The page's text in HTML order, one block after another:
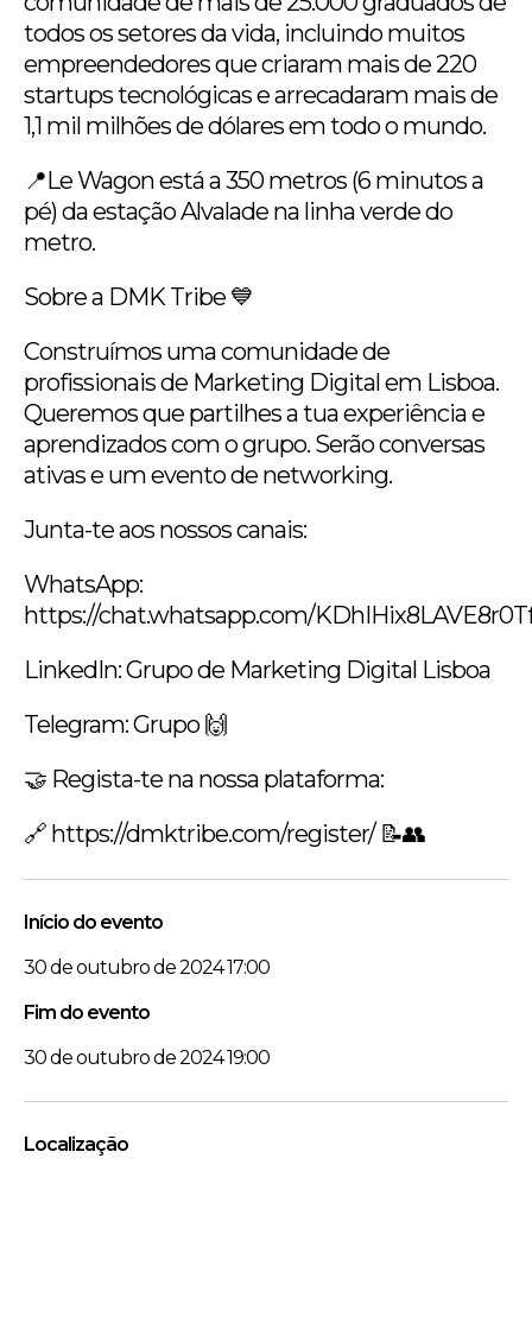
todos os setores da vida, incluindo muitos
empreendedores que criaram mais de 220
startups tecnológicas e arrecadaram mais de
1,1 mil milhões de dólares em todo o mundo.
📍Le Wagon está a 350 metros (6 minutos a
pé) da estação Alvalade na linha verde do
metro.
Sobre a DMK Tribe 💙
Construímos uma comunidade de
profissionais de Marketing Digital em Lisboa.
Queremos que partilhes a tua experiência e
aprendizados com o grupo. Serão conversas
ativas e um evento de networking.
Junta-te aos nossos canais:
WhatsApp:
https://chat.whatsapp.com/
LinkedIn: Grupo de Marketing Digital Lisboa
Telegram: Grupo 🙌
🤝 Regista-te na nossa plataforma:
🔗 https://dmktribe.com/register/ 📝👥
Início do evento
30 de outubro de 2024 17:00
Fim do evento
30 de outubro de 2024 19:00
Localização